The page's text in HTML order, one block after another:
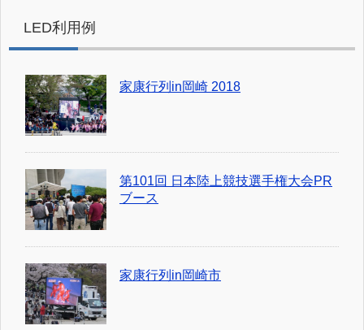
LED利用例
家康行列in岡崎 2018
第101回 日本陸上競技選手権大会PR
ブース
家康行列in岡崎市